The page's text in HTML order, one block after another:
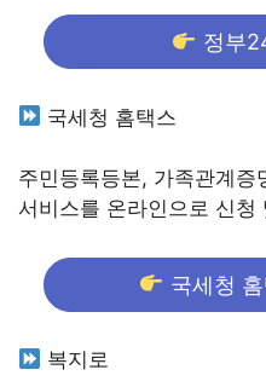
정부
국세청 홈택스
주민등록등본, 가족관계
서비스를 온라인으로 신청
국세청
복지로